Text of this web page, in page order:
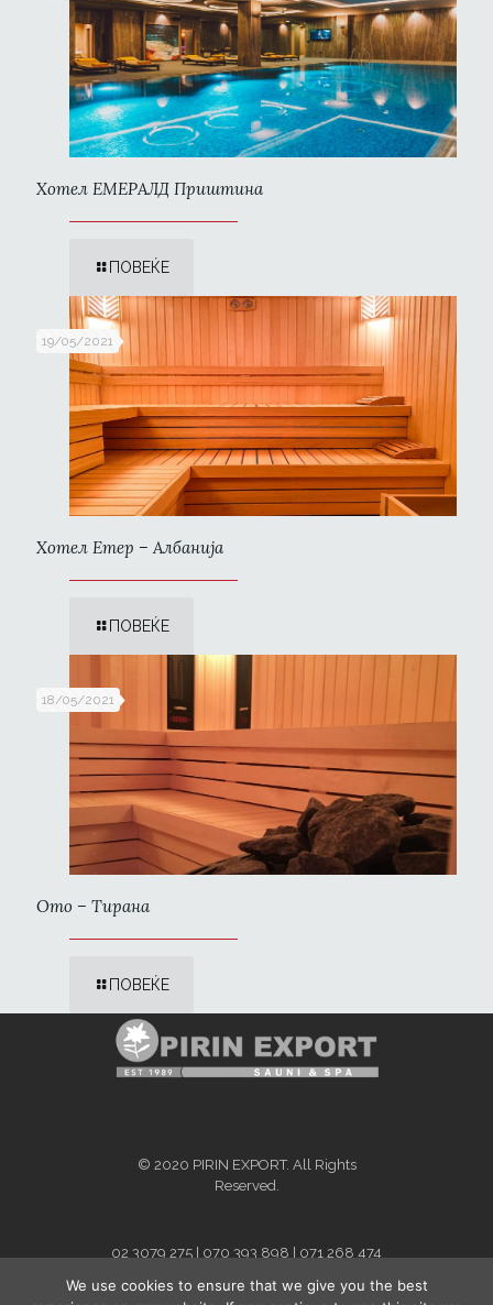
Хотел ЕМЕРАЛД Приштина
ПОВЕЌЕ
19/05/2021
Хотел Етер – Албанија
ПОВЕЌЕ
18/05/2021
Ото – Тирана
ПОВЕЌЕ
© 2020 PIRIN EXPORT. All Rights
Reserved.
02 3079 275 | 070 393 898 | 071 268 474
For Kosovo and Albania - contact
We use cookies to ensure that we give you the best